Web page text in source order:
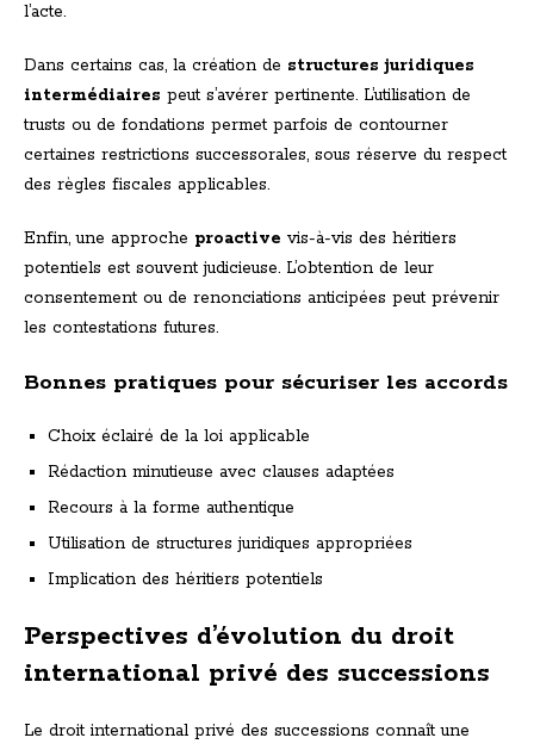
l’acte.
Dans certains cas, la création de structures juridiques
intermédiaires peut s’avérer pertinente. L’utilisation de
trusts ou de fondations permet parfois de contourner
certaines restrictions successorales, sous réserve du respect
des règles fiscales applicables.
Enfin, une approche proactive vis-à-vis des héritiers
potentiels est souvent judicieuse. L’obtention de leur
consentement ou de renonciations anticipées peut prévenir
les contestations futures.
Bonnes pratiques pour sécuriser les accords
Choix éclairé de la loi applicable
Rédaction minutieuse avec clauses adaptées
Recours à la forme authentique
Utilisation de structures juridiques appropriées
Implication des héritiers potentiels
Perspectives d’évolution du droit
international privé des successions
Le droit international privé des successions connaît une